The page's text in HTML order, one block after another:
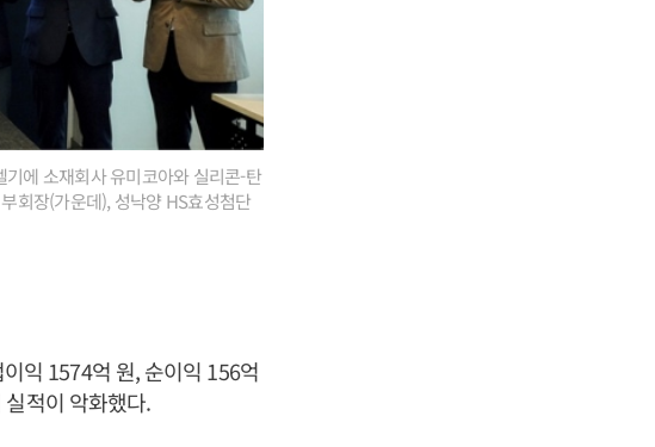
에 소재회사 유미코아와 실리콘-탄
회장(가운데), 성낙양 HS효성첨단
익 1574억 원, 순이익 156억
적이 악화했다.